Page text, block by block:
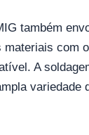
também
materiais com
A
variedade